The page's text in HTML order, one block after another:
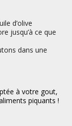
d’olive
jusqu’à ce que
dans une
à votre gout,
piquants !